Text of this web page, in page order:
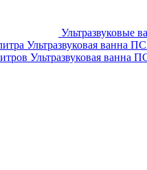
Ультразвуковые
Ультразвуковая ванна
Ультразвуковая ванна